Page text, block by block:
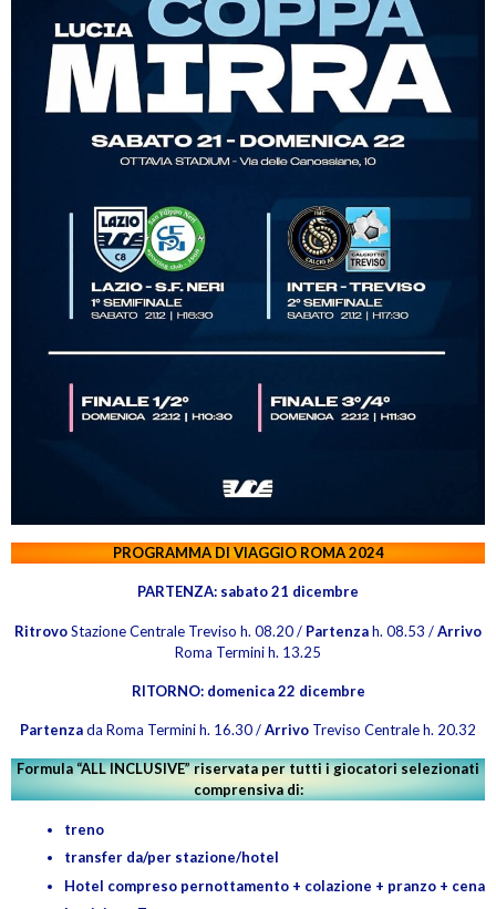
PROGRAMMA DI VIAGGIO ROMA 2024
PARTENZA: sabato 21 dicembre
RitrovoStazione Centrale Treviso h. 08.20 / Partenzah. 08.53 /Arrivo
Roma Termini h. 13.25
RITORNO: domenica 22 dicembre
Partenzada Roma Termini h. 16.30 /Arrivo Treviso Centrale h. 20.32
Formula “ALL INCLUSIVE” riservata per tutti i giocatori selezionati
comprensiva di:
treno
transfer da/per stazione/hotel
Hotel compreso pernottamento + colazione + pranzo + cena